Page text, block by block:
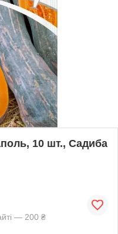
10 шт., Садиба
— 200 ₴